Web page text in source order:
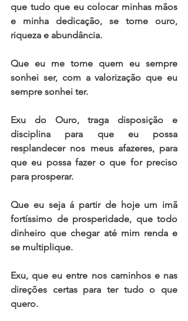
que tudo que eu colocar minhas mãos
e minha dedicação, se torne ouro,
riqueza e abundância.
Que eu me torne quem eu sempre
sonhei ser, com a valorização que eu
sempre sonhei ter.
Exu do Ouro, traga disposição e
disciplina para que eu possa
resplandecer nos meus afazeres, para
que eu possa fazer o que for preciso
para prosperar.
Que eu seja á partir de hoje um imã
fortíssimo de prosperidade, que todo
dinheiro que chegar até mim renda e
se multiplique.
Exu, que eu entre nos caminhos e nas
direções certas para ter tudo o que
quero.